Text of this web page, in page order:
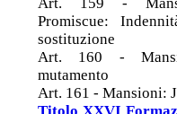
Promiscue:
sostituzione
Art. 160 -
mutamento
Art. 161 - Mansioni:
Titolo XXVI